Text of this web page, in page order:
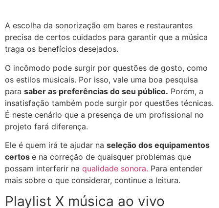
A escolha da sonorização em bares e restaurantes
precisa de certos cuidados para garantir que a música
traga os benefícios desejados.
O incômodo pode surgir por questões de gosto, como
os estilos musicais. Por isso, vale uma boa pesquisa
para saber as preferências do seu público. Porém, a
insatisfação também pode surgir por questões técnicas.
É neste cenário que a presença de um profissional no
projeto fará diferença.
Ele é quem irá te ajudar na seleção dos equipamentos
certos e na correção de quaisquer problemas que
possam interferir na qualidade sonora. Para entender
mais sobre o que considerar, continue a leitura.
Playlist X música ao vivo